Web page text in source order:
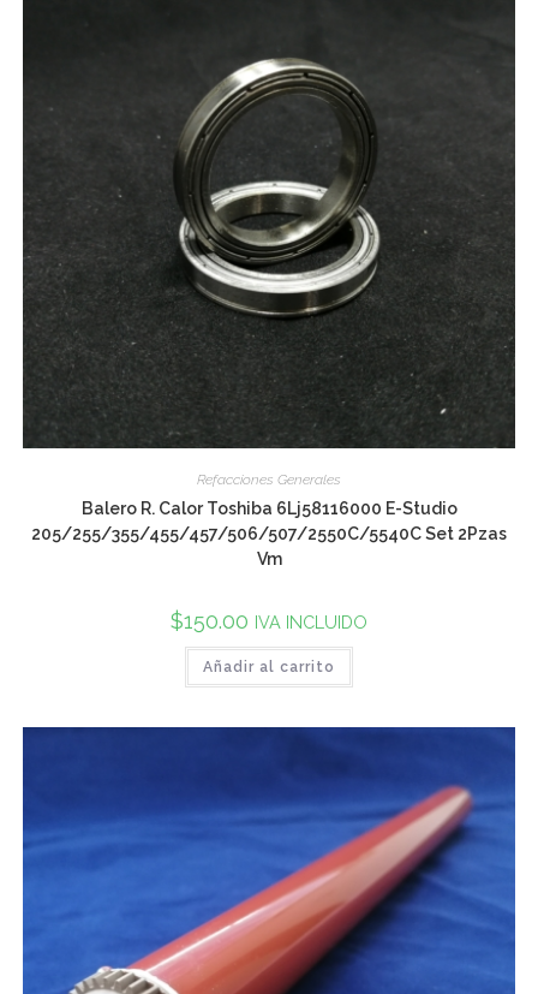
Refacciones Generales
Balero R. Calor Toshiba 6Lj58116000 E-Studio
205/255/355/455/457/506/507/2550C/5540C Set 2Pzas
Vm
$150.00 IVA INCLUIDO
Añadir al carrito